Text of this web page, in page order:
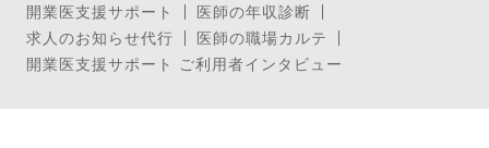
開業医支援サポート
医師の年収診断
求人のお知らせ代行
医師の職場カルテ
開業医支援サポート ご利用者インタビュー